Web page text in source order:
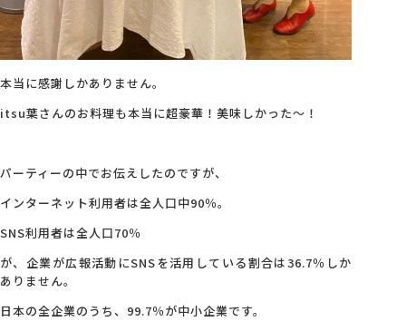
本当に感謝しかありません。
itsu葉さんのお料理も本当に超豪華！美味しかった～！
パーティーの中でお伝えしたのですが、
インターネット利用者は全人口中90％。
SNS利用者は全人口70％
が、企業が広報活動にSNSを活用している割合は36.7％しか
ありません。
日本の全企業のうち、99.7％が中小企業です。